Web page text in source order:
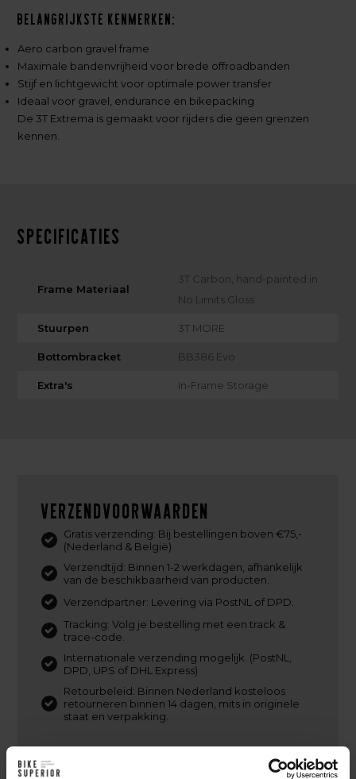
Belangrijkste kenmerken:
Aero carbon gravel frame
Maximale bandenvrijheid voor brede offroadbanden
Stijf en lichtgewicht voor optimale power transfer
Ideaal voor gravel, endurance en bikepacking
De 3T Extrema is gemaakt voor rijders die geen grenzen
kennen.
Specificaties
Frame Materiaal
3T Carbon, hand-painted in
No Limits Gloss
Stuurpen 3T MORE
Bottombracket BB386 Evo
Extra's In-Frame Storage
Verzendvoorwaarden
Gratis verzending: Bij bestellingen boven €75,-
(Nederland & België)
Verzendtijd: Binnen 1-2 werkdagen, afhankelijk
van de beschikbaarheid van producten.
Verzendpartner: Levering via PostNL of DPD.
Tracking: Volg je bestelling met een track &
trace-code.
Internationale verzending mogelijk. (PostNL,
DPD, UPS of DHL Express)
Retourbeleid: Binnen Nederland kosteloos
retourneren binnen 14 dagen, mits in originele
staat en verpakking.